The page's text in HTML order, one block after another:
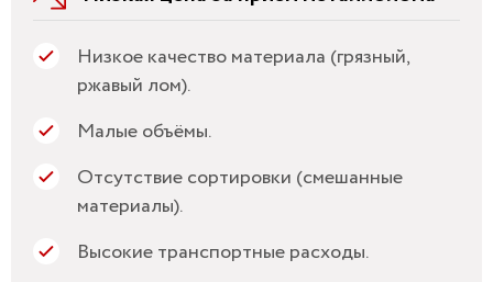
Низкое качество материала (грязный,
ржавый лом).
Малые объёмы.
Отсутствие сортировки (смешанные
материалы).
Высокие транспортные расходы.